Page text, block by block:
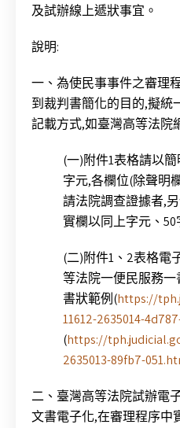
及試辦線上遞狀事宜。
說明:
一、為使民事事件之審理
到裁判書簡化的目的,擬統
記載方式,如臺灣高等法院
(一)附件1表格請以
字元,各欄位(除聲明
請法院調查證據者,
實欄以同上字元、50
(二)附件1、2表格電
等法院一便民服務
書狀範例(https://
11612-2635014-
(https://
2635013-89fb7-
二、臺灣高等法院試辦電
文書電子化,在審理程序中